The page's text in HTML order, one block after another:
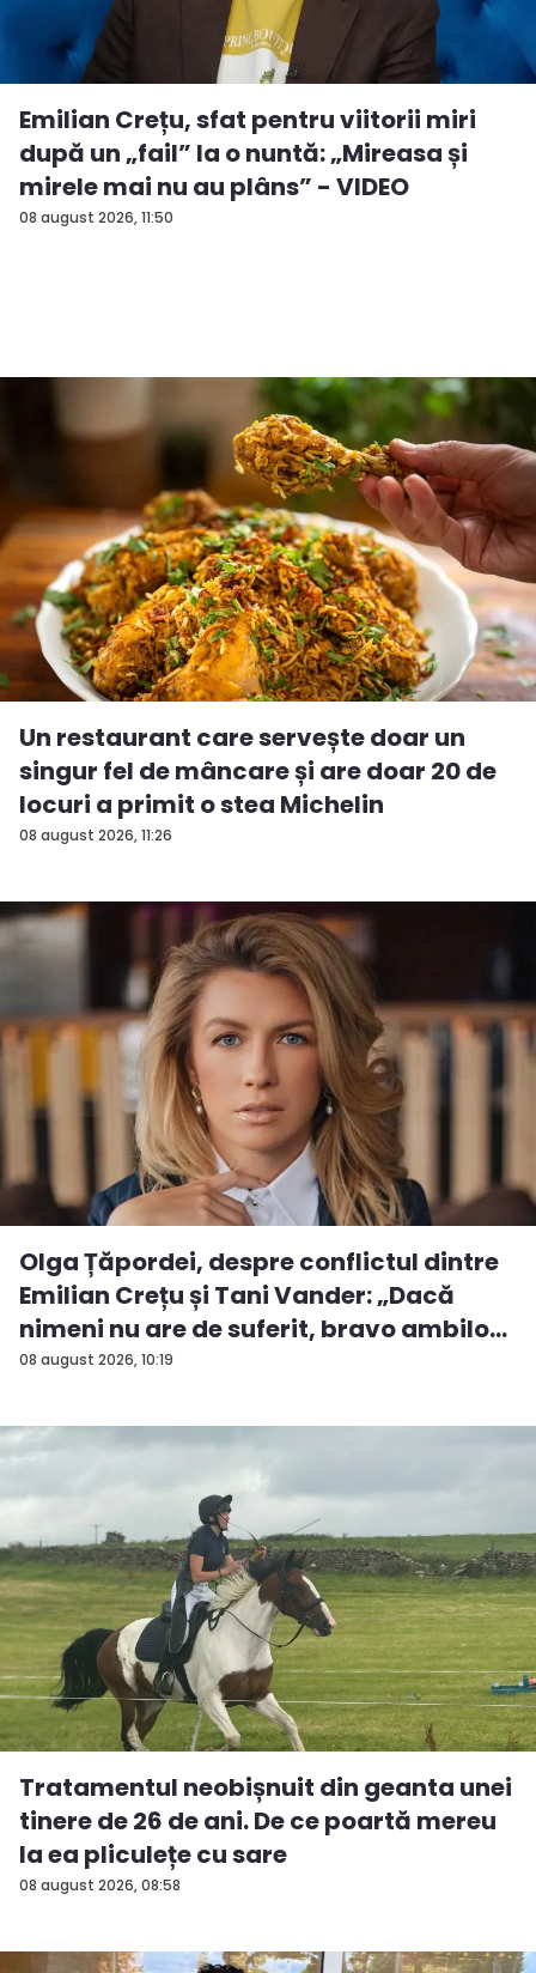
08 august 2026, 11:50
Emilian Crețu, sfat pentru viitorii miri
după un „fail” la o nuntă: „Mireasa și
mirele mai nu au plâns” - VIDEO
08 august 2026, 11:26
Un restaurant care servește doar un
singur fel de mâncare și are doar 20 de
locuri a primit o stea Michelin
08 august 2026, 10:19
Olga Țăpordei, despre conflictul dintre
Emilian Crețu și Tani Vander: „Dacă
nimeni nu are de suferit, bravo ambilo...
08 august 2026, 08:58
Tratamentul neobișnuit din geanta unei
tinere de 26 de ani. De ce poartă mereu
la ea pliculețe cu sare